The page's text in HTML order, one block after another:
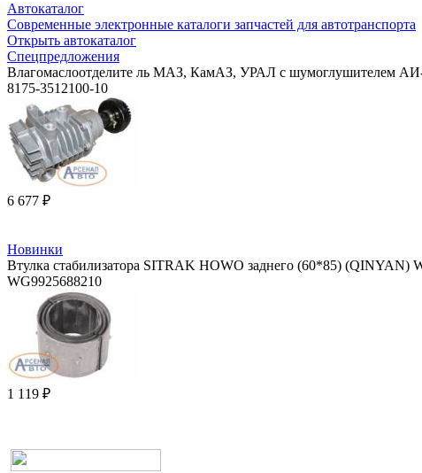
Автокаталог
Современные электронные каталоги запчастей для автотранспорта
Открыть автокаталог
Спецпредложения
Влагомаслоотделите ль МАЗ, КамАЗ, УРАЛ с шумоглушителем
8175-3512100-10
6 677 ₽
Новинки
Втулка стабилизатора SITRAK HOWO заднего (60*85) (QINYAN)
WG9925688210
1 119 ₽